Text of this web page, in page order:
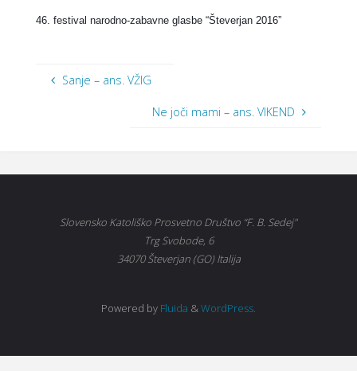
46. festival narodno-zabavne glasbe “Števerjan 2016”
Sanje – ans. VŽIG
Ne joči mami – ans. VIKEND
Slovensko Katoliško Prosvetno Društvo “F. B. Sedej"
Trg Svobode, 6
34070 Števerjan (GO) Italija
Powered by Fluida &WordPress.